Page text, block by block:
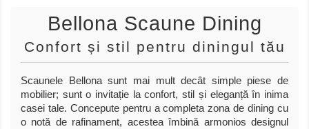
Bellona Scaune Dining
Confort și stil pentru diningul tău
Scaunele Bellona sunt mai mult decât simple piese de
mobilier; sunt o invitație la confort, stil și eleganță în inima
casei tale. Concepute pentru a completa zona de dining cu
o notă de rafinament, acestea îmbină armonios designul